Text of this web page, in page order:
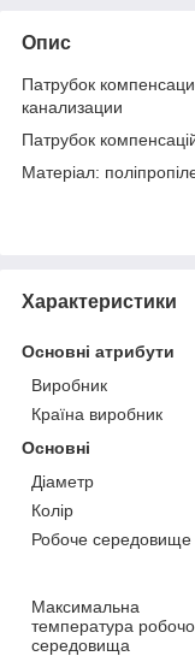
Опис
Патрубок
канализации
Патрубок
Матеріал:
Характеристики
Основні атрибути
Виробник
Країна виробник
Основні
Діаметр
Колір
Робоче середовище
Максимальна
температура
середовища